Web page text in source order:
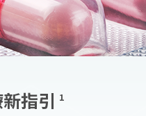
指引 1